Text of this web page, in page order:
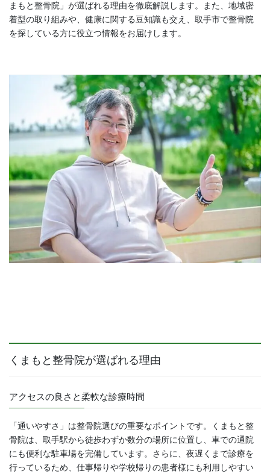
まもと整骨院」が選ばれる理由を徹底解説します。また、地域密
着型の取り組みや、健康に関する豆知識も交え、取手市で整骨院
を探している方に役立つ情報をお届けします。
くまもと整骨院が選ばれる理由
アクセスの良さと柔軟な診療時間
「通いやすさ」は整骨院選びの重要なポイントです。くまもと整
骨院は、取手駅から徒歩わずか数分の場所に位置し、車での通院
にも便利な駐車場を完備しています。さらに、夜遅くまで診療を
行っているため、仕事帰りや学校帰りの患者様にも利用しやすい